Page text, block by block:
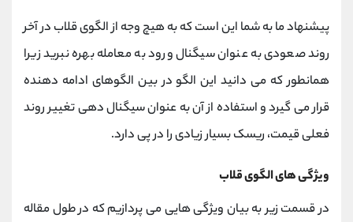
پیشنهاد ما به شما این است که به هیچ وجه از الگوی قلاب در آخر
روند صعودی به عنوان سیگنال ورود به معامله بهره نبرید زیرا
همانطور که می دانید این الگو در بین الگوهای ادامه دهنده
قرار می گیرد و استفاده از آن به عنوان سیگنال دهی تغییر روند
فعلی قیمت، ریسک بسیار زیادی را در پی دارد.
ویژگی های الگوی قلاب
در قسمت زیر به بیان ویژگی هایی می پردازیم که در طول مقاله